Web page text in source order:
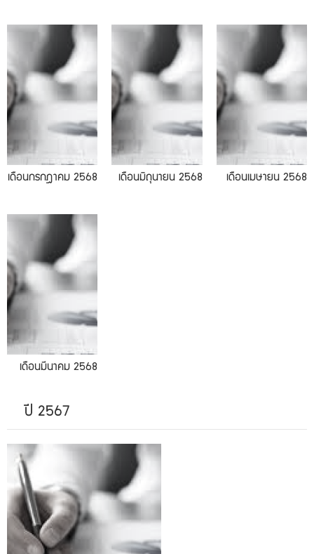
เดือนกรกฎาคม 2568
06.2025
เดือนมิถุนายน 2568
04.2025
เดือนเมษายน 2568
เดือนมีนาคม 2568
ปี 2567